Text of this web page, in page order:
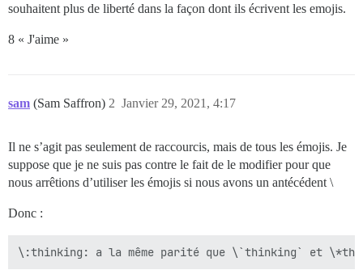
souhaitent plus de liberté dans la façon dont ils écrivent les emojis.
8 « J'aime »
sam (Sam Saffron) Janvier 29, 2021, 4:17
2
Il ne s’agit pas seulement de raccourcis, mais de tous les émojis. Je
suppose que je ne suis pas contre le fait de le modifier pour que
nous arrêtions d’utiliser les émojis si nous avons un antécédent \
Donc :